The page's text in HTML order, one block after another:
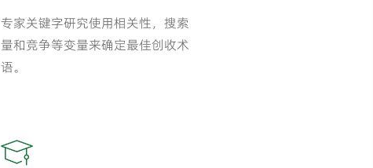
专家关键字研究使用相关性，搜索
量和竞争等变量来确定最佳创收术
语。